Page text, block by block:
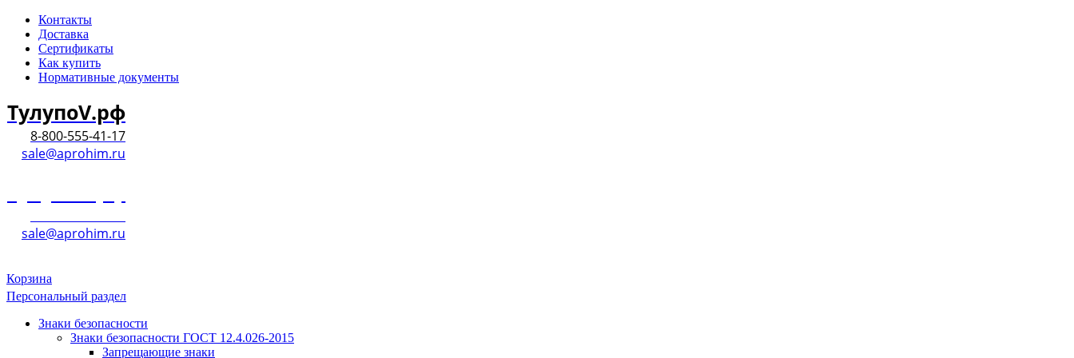
Контакты
Доставка
Сертификаты
Как купить
Нормативные документы
ТулупоV.рф
8-800-555-41-17
sale@aprohim.ru
sale@aprohim.ru
Корзина
Персональный раздел
Знаки безопасности
Знаки безопасности ГОСТ 12.4.026-2015
Запрещающие знаки